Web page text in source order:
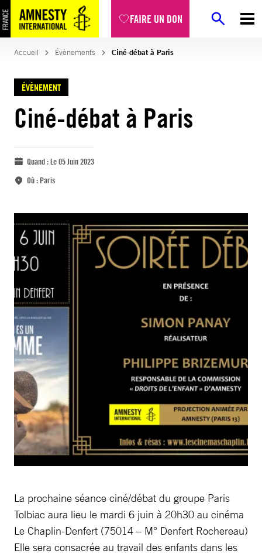
FAIRE UN DON
Accueil Évènements Ciné-débat à Paris
ÉVÈNEMENT
Ciné-débat à Paris
Quand :Le 05 Juin 2023
Où :Paris
La prochaine séance ciné/débat du groupe Paris
Tolbiac aura lieu le mardi 6 juin à 20h30 au cinéma
Le Chaplin-Denfert (75014 – M° Denfert Rochereau)
Elle sera consacrée au travail des enfants dans les